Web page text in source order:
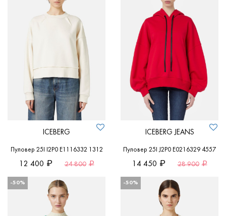
ICEBERG
Пуловер 25I I2P0 E1116332 1312
12 400 24 800
ICEBERG JEANS
Пуловер 25I J2P0 E0216329 4557
14 450 28 900
-50% -50%